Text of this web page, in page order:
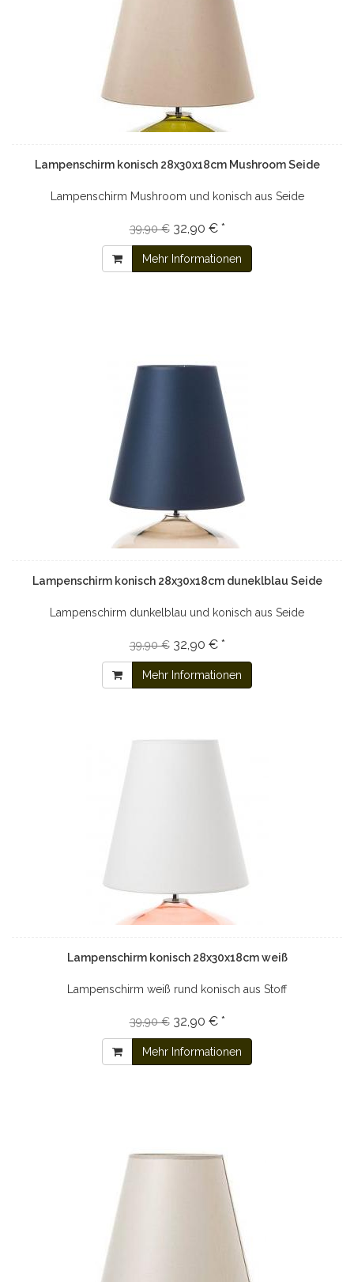
Lampenschirm konisch 28x30x18cm Mushroom Seide
Lampenschirm Mushroom und konisch aus Seide
39,90 € 32,90 € *
Mehr Informationen
Lampenschirm konisch 28x30x18cm duneklblau Seide
Lampenschirm dunkelblau und konisch aus Seide
39,90 € 32,90 € *
Mehr Informationen
Lampenschirm konisch 28x30x18cm weiß
Lampenschirm weiß rund konisch aus Stoff
39,90 € 32,90 € *
Mehr Informationen